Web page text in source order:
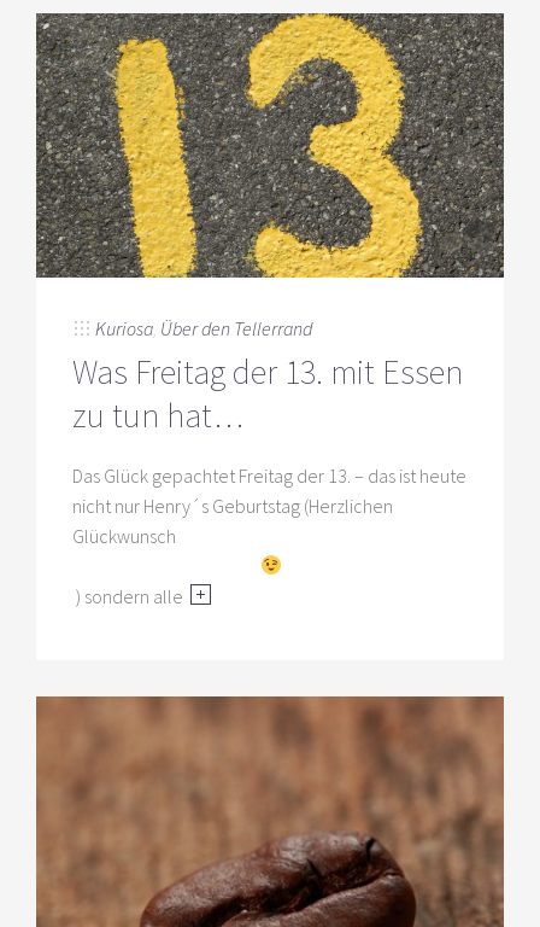
Kuriosa Über den Tellerrand
Was Freitag der 13. mit Essen
zu tun hat…
Das Glück gepachtet Freitag der 13. – das ist heute
nicht nur Henry´s Geburtstag (Herzlichen
Glückwunsch
) sondern alle